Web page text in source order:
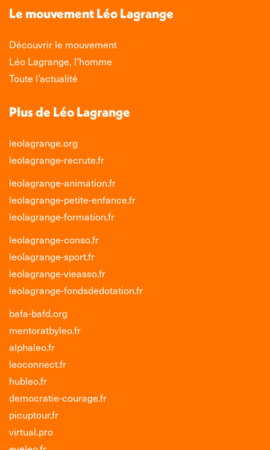
fenêtrefenêtrefenêtre
nouvelle
fenêtre
Le mouvement Léo Lagrange
Découvrir le mouvement
Léo Lagrange, l’homme
Toute l’actualité
Plus de Léo Lagrange
leolagrange.org
leolagrange-recrute.fr
leolagrange-animation.fr
leolagrange-petite-enfance.fr
leolagrange-formation.fr
leolagrange-conso.fr
leolagrange-sport.fr
leolagrange-vieasso.fr
leolagrange-fondsdedotation.fr
bafa-bafd.org
mentoratbyleo.fr
alphaleo.fr
leoconnect.fr
hubleo.fr
democratie-courage.fr
picuptour.fr
virtual.pro